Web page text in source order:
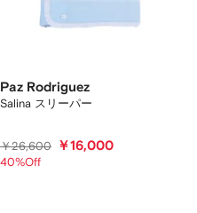
Paz Rodriguez
Salina スリーパー
￥26,600 ￥16,000
40%Off